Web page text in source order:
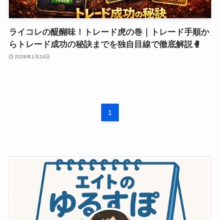
ライコレの醍醐味！トレード虎の巻｜トレード手順か
らトレード成功の秘訣までを独自目線で徹底解説🥊
2026年1月24日
1